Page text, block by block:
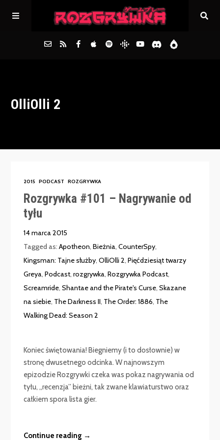
Archiwum
OlliOlli 2
2015 PODCAST ROZGRYWKA
Rozgrywka #101 – Nagrywanie od
tyłu
14 marca 2015
Tagged as:Apotheon,Bieżnia,CounterSpy,
Kingsman: Tajne służby,OlliOlli 2,Pięćdziesiąt twarzy
Greya,Podcast,rozgrywka,Rozgrywka Podcast,
Screamride,Shantae and the Pirate's Curse,Skazane
na siebie, The Darkness II, The Order: 1886, The
Walking Dead: Season 2
Koniec świętowania! Biegniemy (i to dosłownie) w
stronę dwusetnego odcinka. W najnowszym
epizodzie Rozgrywki czeka was pokaz nagrywania od
tyłu, „recenzja” bieżni, tak zwane klawiaturstwo oraz
całkiem spora lista gier.
Continue reading →